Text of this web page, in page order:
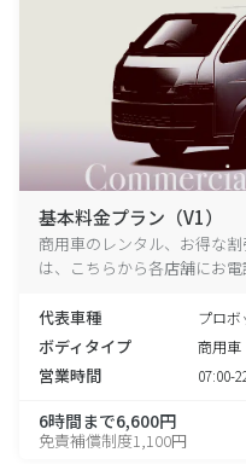
基本料金プラン（V1）
商用車のレンタル、お得な
は、こちらから各店舗にお電
代表車種 プロボ
ボディタイプ 商用車
営業時間 07:00-
6時間まで6,600円
免責補償制度1,100円